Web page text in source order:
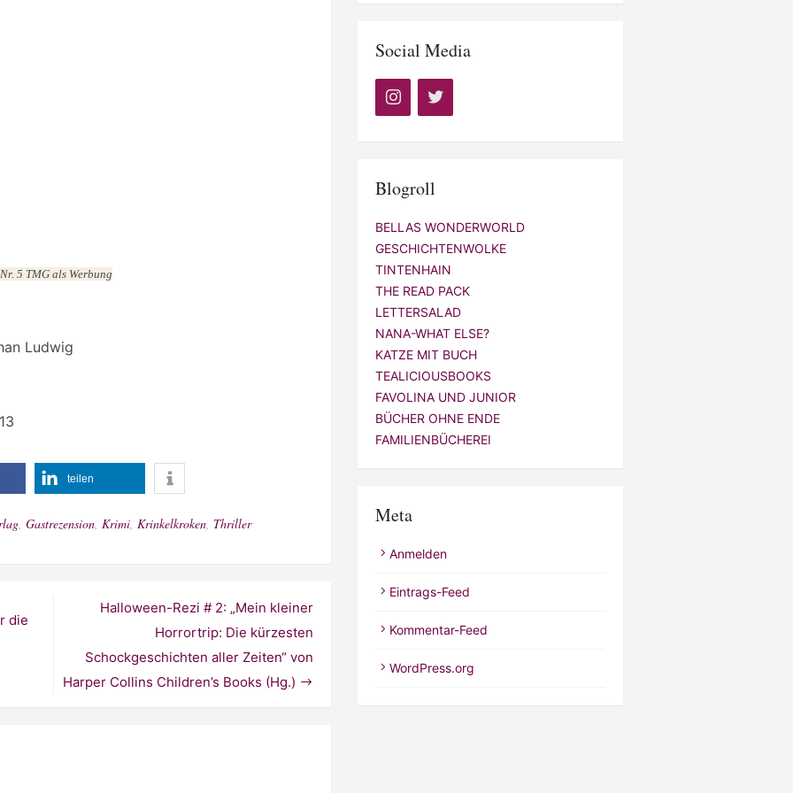
,Gastrezension,Krimi
veröffentlicht.
Social Media
Blogroll
BELLAS WONDERWORLD
GESCHICHTENWOLKE
TINTENHAIN
THE READ PACK
LETTERSALAD
NANA-WHAT ELSE?
KATZE MIT BUCH
TEALICIOUSBOOKS
FAVOLINA UND JUNIOR
BÜCHER OHNE ENDE
FAMILIENBÜCHEREI
Meta
Anmelden
Eintrags-Feed
Kommentar-Feed
WordPress.org